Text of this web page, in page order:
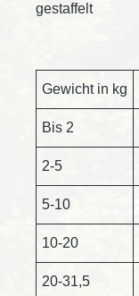
gestaffelt
Gewicht in kg
Bis 2
2-5
5-10
10-20
20-31,5